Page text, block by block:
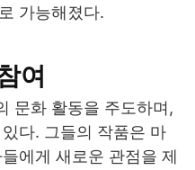
가능해졌다.
여
문화 활동을 주도하며,
다. 그들의 작품은 마
에게 새로운 관점을 제